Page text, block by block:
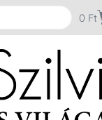
0 Ft